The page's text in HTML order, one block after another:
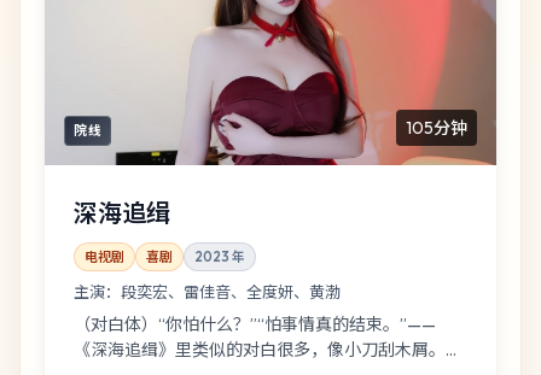
院线 105分钟
深海追缉
电视剧 喜剧 2023 年
主演： 段奕宏、雷佳音、全度妍、黄渤
（对白体）“你怕什么？”“怕事情真的结束。”——
《深海追缉》里类似的对白很多，像小刀刮木屑。雨